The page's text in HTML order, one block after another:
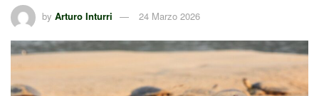
by Arturo Inturri 24 Marzo 2026